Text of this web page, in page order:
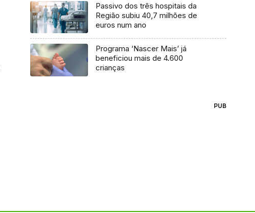
Passivo dos três hospitais da
Região subiu 40,7 milhões de
euros num ano
Programa ‘Nascer Mais’ já
beneficiou mais de 4.600
crianças
PUB